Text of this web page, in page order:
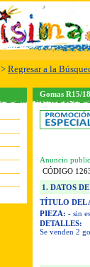
> Regresar a la
Gomas R15/
Anuncio
CÓDIGO
1. DATOS
TÍTULO DEL
PIEZA: - sin
DETALLES:
Se venden 2